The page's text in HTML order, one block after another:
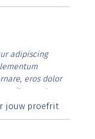
adipiscing
eros dolor
vitae erat.
rutrum lorem
jouw proefrit